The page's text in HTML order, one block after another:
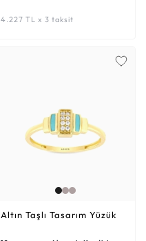
4.227 TL x 3 taksit
Altın Taşlı Tasarım Yüzük